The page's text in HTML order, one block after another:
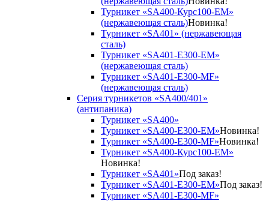
Турникет «SA400-Курс100-EM»
(нержавеющая сталь)Новинка!
Турникет «SA401» (нержавеющая
сталь)
Турникет «SA401-E300-EM»
(нержавеющая сталь)
Турникет «SA401-E300-MF»
(нержавеющая сталь)
Серия турникетов «SA400/401»
(антипаника)
Турникет «SA400»
Турникет «SA400-Е300-EM»Новинка!
Турникет «SA400-Е300-MF»Новинка!
Турникет «SA400-Курс100-EM»
Новинка!
Турникет «SA401»Под заказ!
Турникет «SA401-E300-EM»Под заказ!
Турникет «SA401-E300-MF»